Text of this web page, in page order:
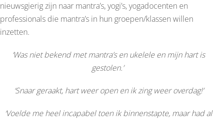
nieuwsgierig zijn naar mantra’s, yogi’s, yogadocenten en
professionals die mantra’s in hun groepen/klassen willen
inzetten.
‘Was niet bekend met mantra’s en ukelele en mijn hart is
gestolen.’
‘Snaar geraakt, hart weer open en ik zing weer overdag!’
‘Voelde me heel incapabel toen ik binnenstapte, maar had al